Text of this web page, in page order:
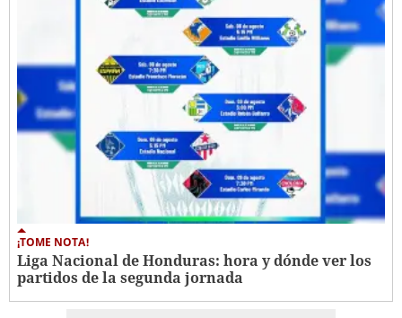
¡TOME NOTA!
Liga Nacional de Honduras: hora y dónde ver los
partidos de la segunda jornada